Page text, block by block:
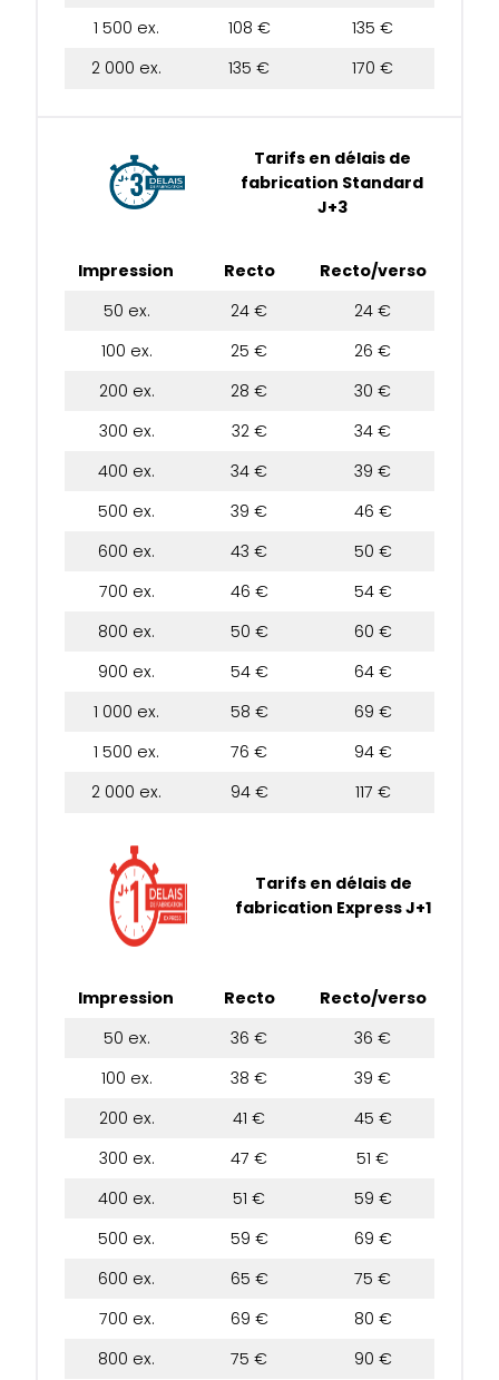
1 500 ex.
108 €
135 €
2 000 ex.
135 € 170 €
Tarifs en délais de
fabrication Standard
J+3
Impression Recto
Recto/verso
50 ex.
24 €
24 €
100 ex.
25 €
26 €
200 ex.
28 €
30 €
300 ex.
32 €
34 €
400 ex.
34 €
39 €
500 ex.
39 €
46 €
600 ex.
43 €
50 €
700 ex.
46 €
54 €
800 ex.
50 €
60 €
900 ex.
54 €
64 €
1 000 ex.
58 €
69 €
1 500 ex.
76 €
94 €
2 000 ex.
94 € 117 €
Tarifs en délais de
fabrication Express J+1
Impression Recto
Recto/verso
50 ex.
36 €
36 €
100 ex.
38 €
39 €
200 ex.
41 €
45 €
300 ex.
47 €
51 €
400 ex.
51 €
59 €
500 ex.
59 €
69 €
600 ex.
65 €
75 €
700 ex.
69 €
80 €
800 ex.
75 €
90 €